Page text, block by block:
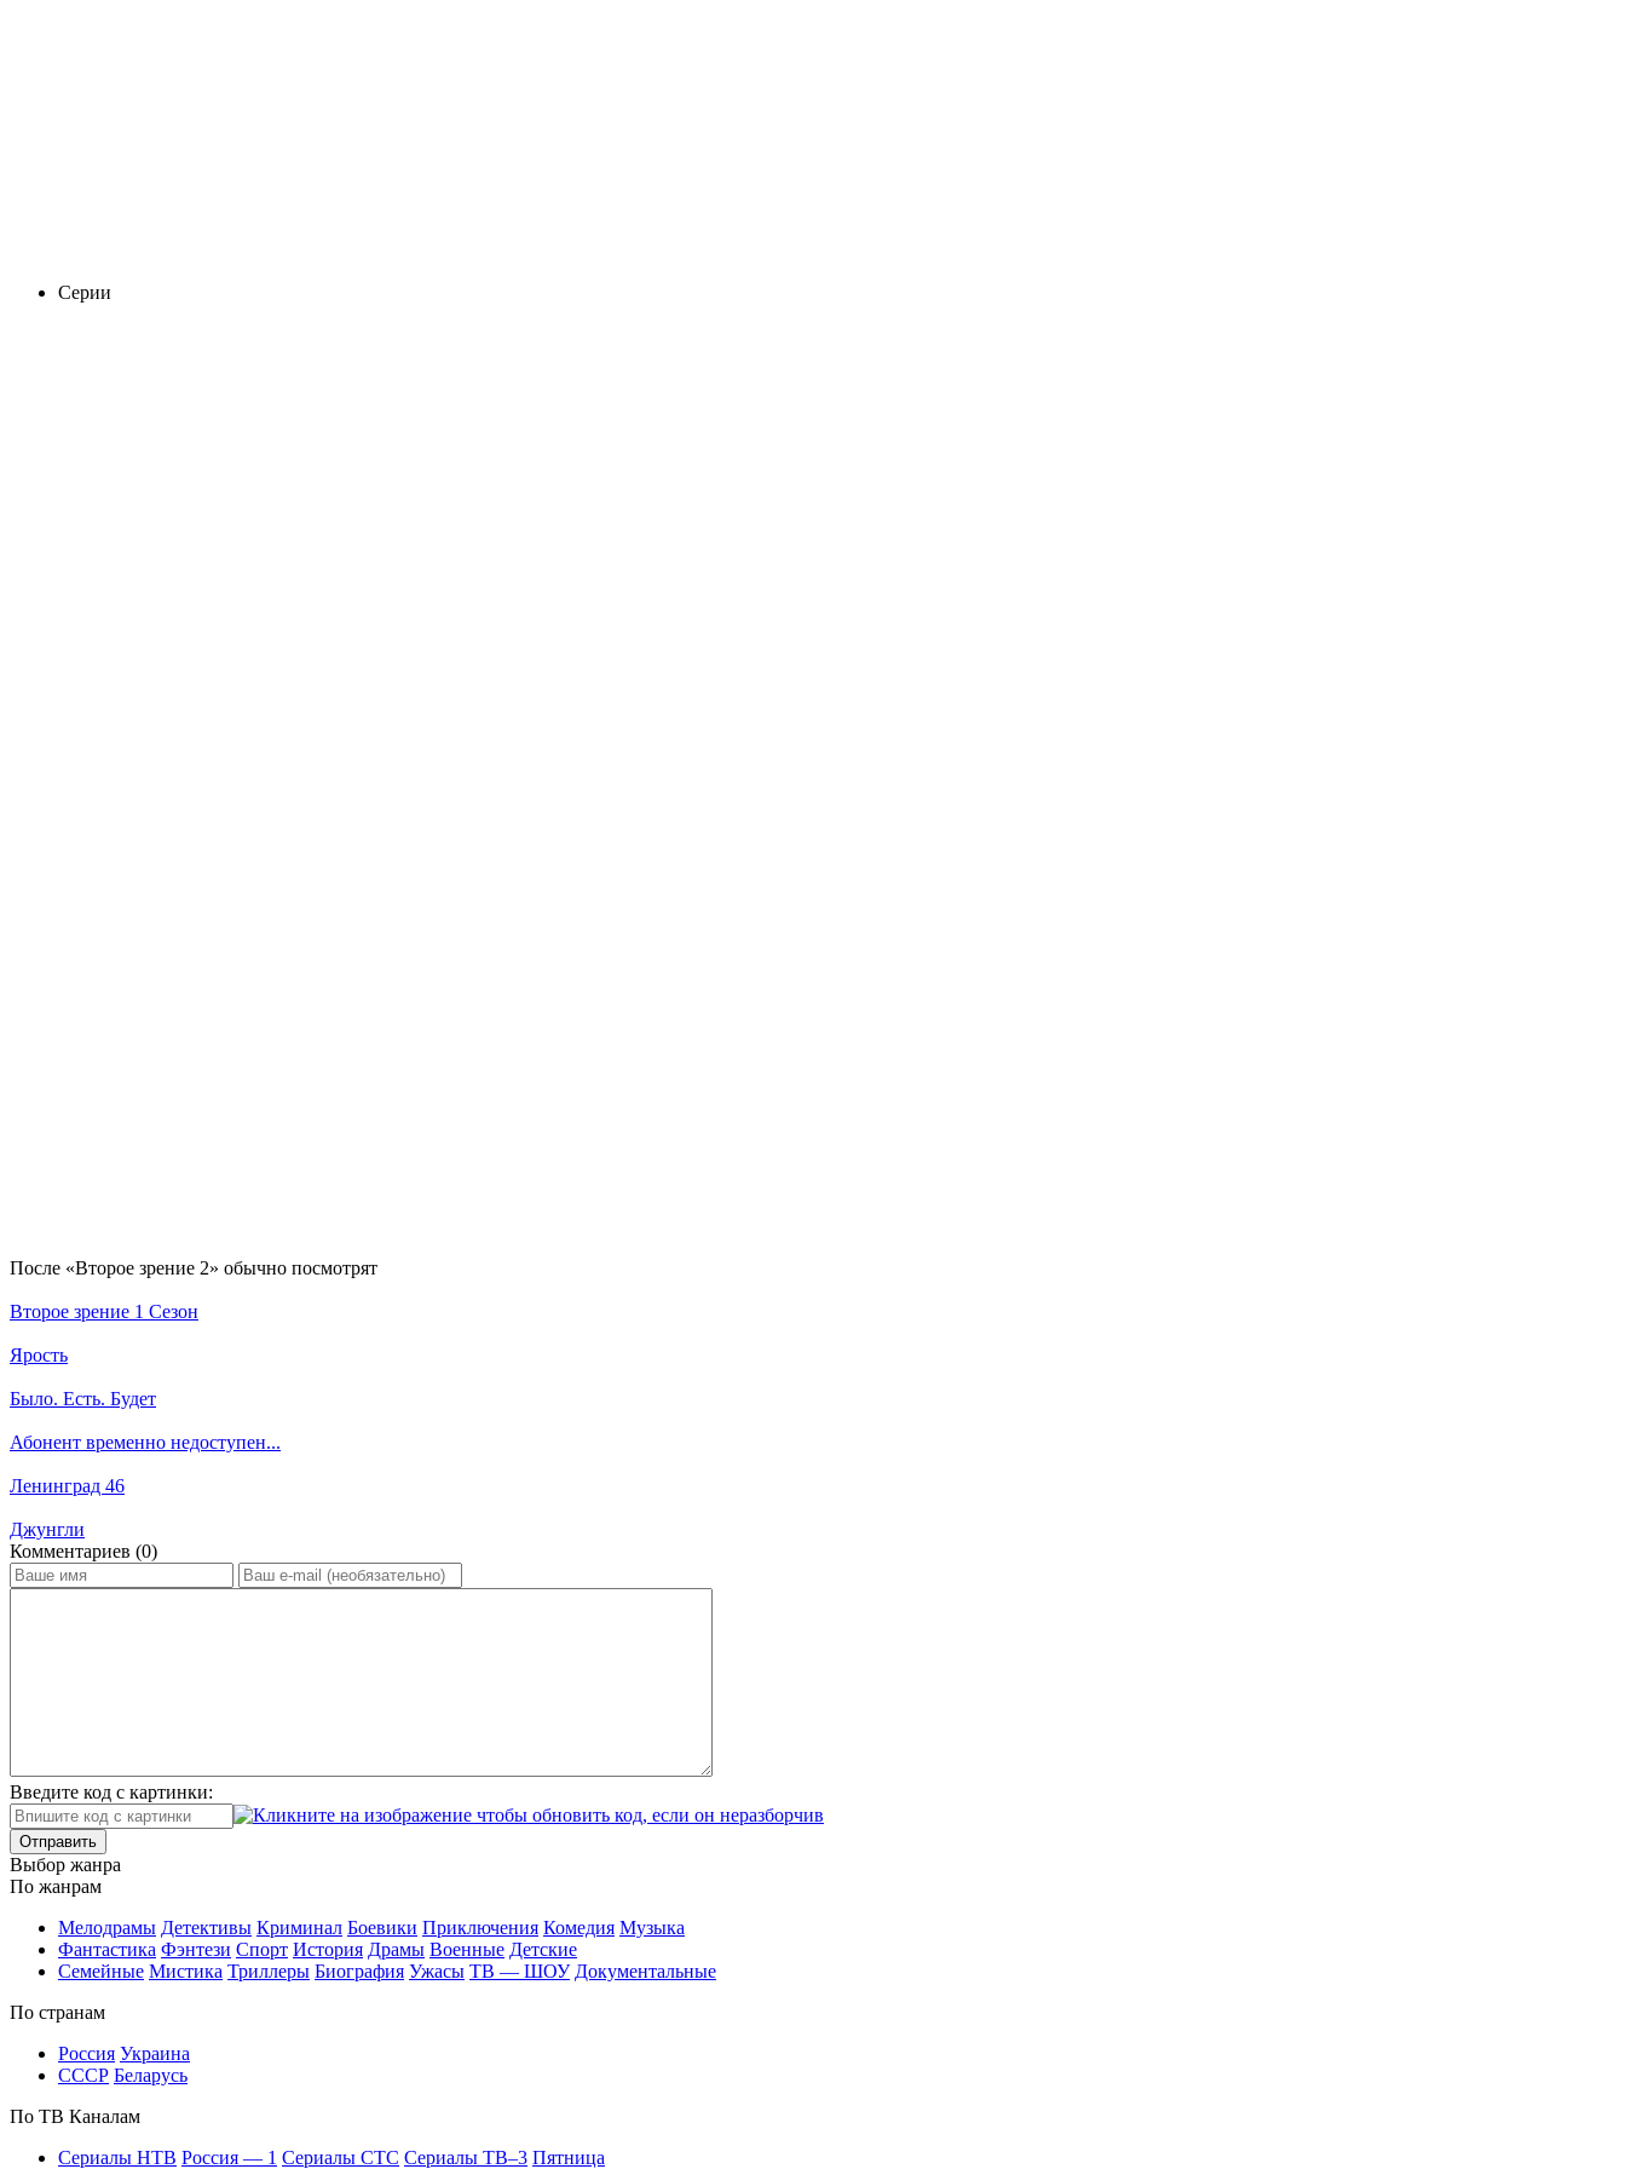
Серии
По­сле «Второе зрение 2» обыч­но по­смот­рят
Второе зрение 1 Сезон
Ярость
Было. Есть. Будет
Абонент временно недоступен...
Ленинград 46
Джунгли
Ком­мен­та­ри­ев (0)
Введите код с картинки:
Отправить
Вы­бор жан­ра
По жан­рам
Ме­ло­дра­мы Де­тек­ти­вы Кри­ми­нал Бое­ви­ки При­клю­че­ния Ко­ме­дия Му­зы­ка
Фан­та­сти­ка Фэн­те­зи Спорт Ис­то­рия Дра­мы Во­ен­ные Дет­ские
Се­мей­ные Мис­ти­ка Трил­ле­ры Био­гра­фия Ужа­сы ТВ — ШОУ До­ку­мен­таль­ные
По стра­нам
Рос­сия Ук­раи­на
СССР Бе­ла­русь
По ТВ Ка­на­лам
Се­риа­лы НТВ Рос­сия — 1 Се­риа­лы СТС Се­риа­лы ТВ–3 Пят­ни­ца